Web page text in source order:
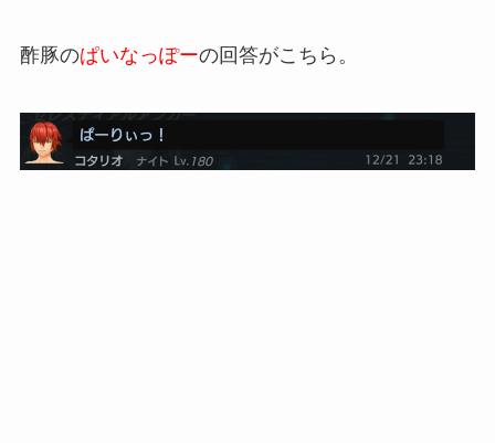
酢豚のぱいなっぽーの回答がこちら。